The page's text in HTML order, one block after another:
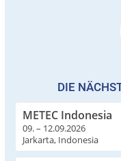
DIE
METEC Indonesia
09. – 12.09.2026
Jarkarta, Indonesia